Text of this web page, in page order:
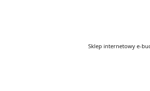
Sklep internetowy e-